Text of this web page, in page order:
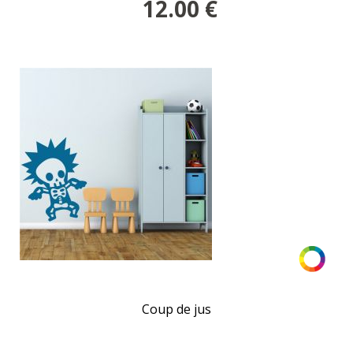
12.00 €
Coup de jus